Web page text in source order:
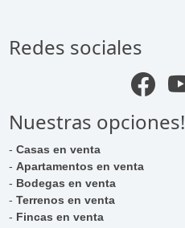
Redes sociales
Nuestras opciones!
-Casas en venta
-Apartamentos en venta
- Bodegas en venta
-Terrenos en venta
- Fincas en venta